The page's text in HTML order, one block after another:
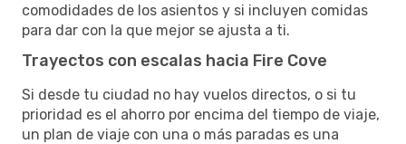
comodidades de los asientos y si incluyen comidas
para dar con la que mejor se ajusta a ti.
Trayectos con escalas hacia Fire Cove
Si desde tu ciudad no hay vuelos directos, o si tu
prioridad es el ahorro por encima del tiempo de viaje,
un plan de viaje con una o más paradas es una